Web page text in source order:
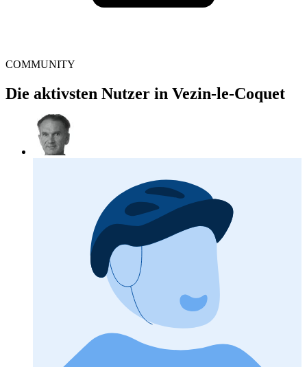
COMMUNITY
Die aktivsten Nutzer in Vezin-le-Coquet